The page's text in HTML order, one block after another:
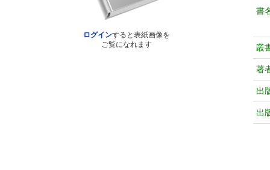
ログインすると表紙画像を
ご覧になれます
書
叢
著
出
出